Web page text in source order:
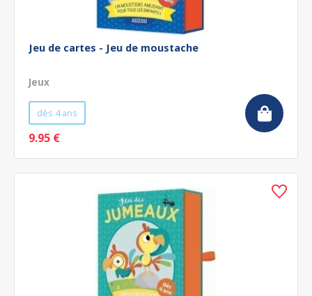
Jeu de cartes - Jeu de moustache
Jeux
dès 4 ans
9.95 €